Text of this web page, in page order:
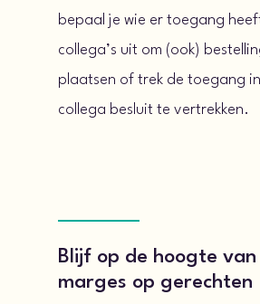
bepaal je wie er toegang
collega’s uit om (ook)
plaatsen of trek de toegang
collega besluit te vertrekken.
Blijf op de hoogte van
marges op gerechten